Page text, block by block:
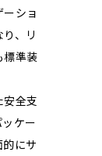
ショ
、リ
標準装
安全支
ケー
にサ